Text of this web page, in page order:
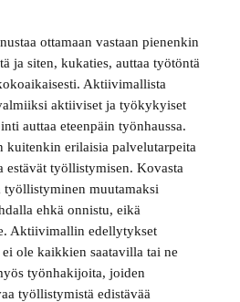
ottamaan vastaan pienenkin
ja siten, kukaties, auttaa työtöntä
Aktiivimallista
aktiiviset ja työkykyiset
auttaa eteenpäin työnhaussa.
kuitenkin erilaisia palvelutarpeita
estävät työllistymisen. Kovasta
työllistyminen muutamaksi
ehkä onnistu, eikä
Aktiivimallin edellytykset
ole kaikkien saatavilla tai ne
työnhakijoita, joiden
työllistymistä edistävää